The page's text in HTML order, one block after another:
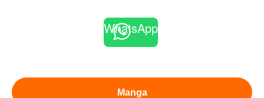
WhatsApp
Manga